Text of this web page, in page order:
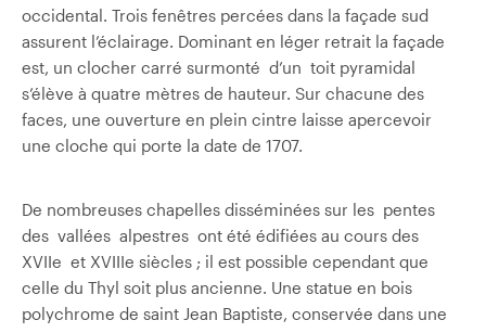
occidental. Trois fenêtres percées dans la façade sud
assurent l’éclairage. Dominant en léger retrait la façade
est, un clocher carré surmonté d’un toit pyramidal
s’élève à quatre mètres de hauteur. Sur chacune des
faces, une ouverture en plein cintre laisse apercevoir
une cloche qui porte la date de 1707.
De nombreuses chapelles disséminées sur les pentes
des vallées alpestres ont été édifiées au cours des
XVIIe et XVIIIe siècles ; il est possible cependant que
celle du Thyl soit plus ancienne. Une statue en bois
polychrome de saint Jean­ Baptiste, conservée dans une